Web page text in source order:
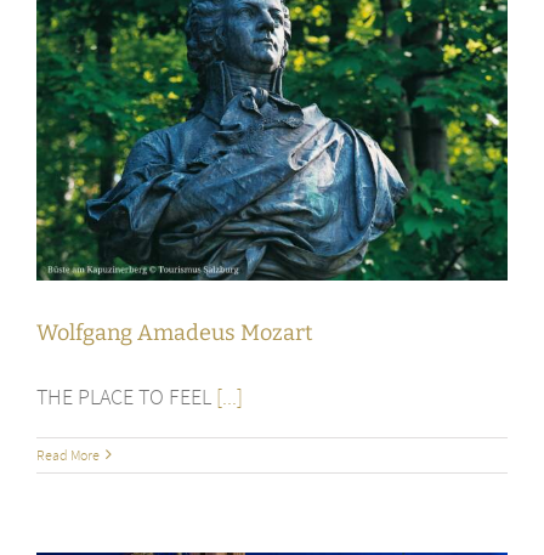
Wolfgang Amadeus Mozart
THE PLACE TO FEEL [...]
Read More